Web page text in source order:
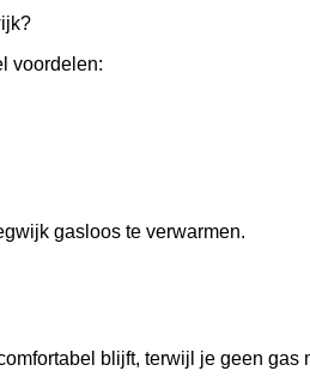
voordelen:
gasloos te verwarmen.
blijft, terwijl je geen gas